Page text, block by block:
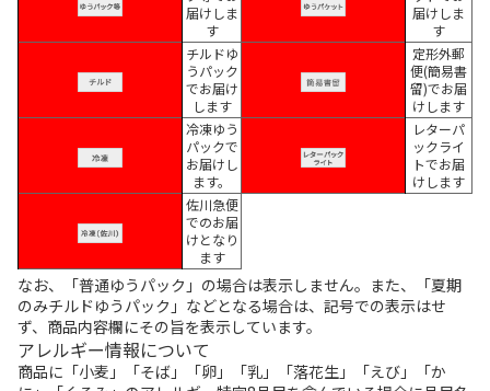
届けしま
す
届けしま
す
チルドゆ
うパック
でお届け
します
定形外郵
便(簡易書
留)でお届
けします
冷凍ゆう
パックで
お届けし
ます。
レターパ
ックライ
トでお届
けします
佐川急便
でのお届
けとなり
ます
なお、「普通ゆうパック」の場合は表示しません。また、「夏期
のみチルドゆうパック」などとなる場合は、記号での表示はせ
ず、商品内容欄にその旨を表示しています。
アレルギー情報について
商品に「小麦」「そば」「卵」「乳」「落花生」「えび」「か